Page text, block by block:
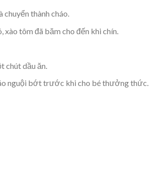
chuyển thành cháo.
xào tôm đã băm cho đến khi chín.
chút dầu ăn.
nguội bớt trước khi cho bé thưởng thức.